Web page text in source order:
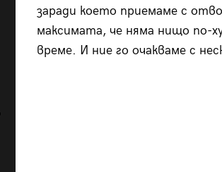
заради което приемаме с
максимата, че няма нищо по-
време. И ние го очакваме с